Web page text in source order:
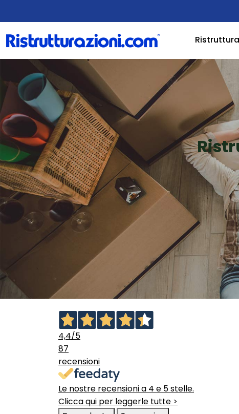
4,4/5
87
recensioni
Le nostre recensioni a 4 e 5 stelle.
Clicca qui per leggerle tutte >